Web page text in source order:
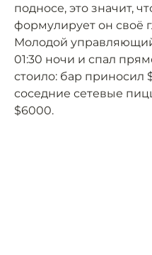
подносе, это значит,
формулирует он своё
Молодой
01:30 ночи и спал
стоило: бар приносил
соседние сетевые
$6000.